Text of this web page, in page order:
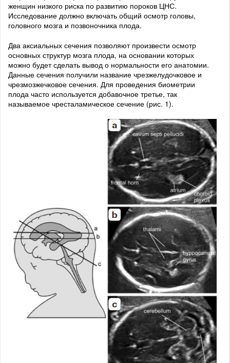
женщин низкого риска по развитию пороков ЦНС.
Исследование должно включать общий осмотр головы,
головного мозга и позвоночника плода.
Два аксиальных сечения позволяют произвести осмотр
основных структур мозга плода, на основании которых
можно будет сделать вывод о нормальности его анатомии.
Данные сечения получили название чрезжелудочковое и
чрезмозжечковое сечения. Для проведения биометрии
плода часто используется добавочное третье, так
называемое чресталамическое сечение (рис. 1).